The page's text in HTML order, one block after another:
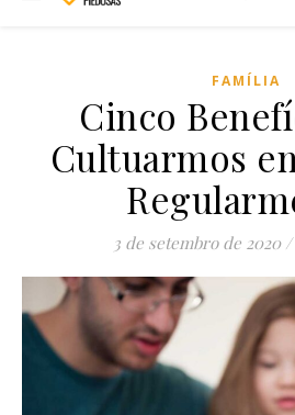
FAMÍLIA
Cinco
Cultuarmos
3 de setembro de 2020 /